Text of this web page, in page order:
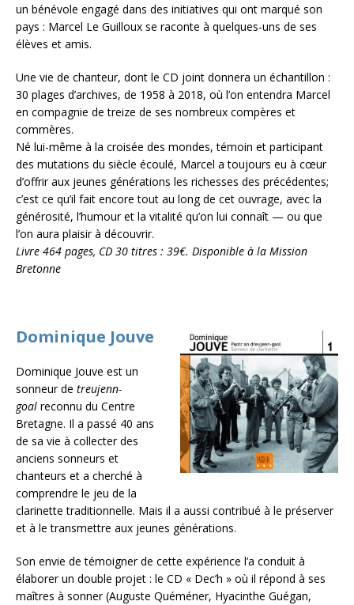
un bénévole engagé dans des initiatives qui ont marqué son
pays : Marcel Le Guilloux se raconte à quelques-uns de ses
élèves et amis.
Une vie de chanteur, dont le CD joint donnera un échantillon :
30 plages d’archives, de 1958 à 2018, où l’on entendra Marcel
en compagnie de treize de ses nombreux compères et
commères.
Né lui-même à la croisée des mondes, témoin et participant
des mutations du siècle écoulé, Marcel a toujours eu à cœur
d’offrir aux jeunes générations les richesses des précédentes;
c’est ce qu’il fait encore tout au long de cet ouvrage, avec la
générosité, l’humour et la vitalité qu’on lui connaît — ou que
l’on aura plaisir à découvrir.
Livre 464 pages, CD 30 titres : 39€. Disponible à la Mission
Bretonne
Dominique Jouve
Dominique Jouve est un
sonneur de treujenn-
goal reconnu du Centre
Bretagne. Il a passé 40 ans
de sa vie à collecter des
anciens sonneurs et
chanteurs et a cherché à
comprendre le jeu de la
clarinette traditionnelle. Mais il a aussi contribué à le préserver
et à le transmettre aux jeunes générations.
Son envie de témoigner de cette expérience l’a conduit à
élaborer un double projet : le CD « Dec’h » où il répond à ses
maîtres à sonner (Auguste Quéméner, Hyacinthe Guégan,